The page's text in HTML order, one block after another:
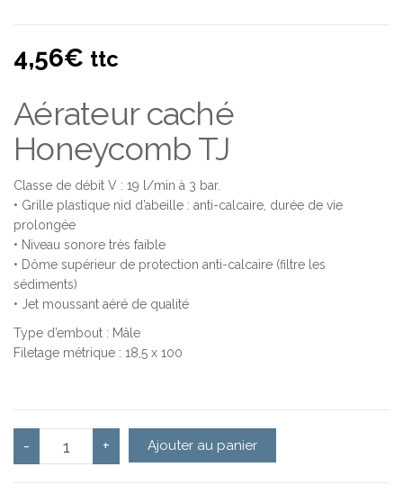
4,56€ ttc
Aérateur caché
Honeycomb TJ
Classe de débit V : 19 l/min à 3 bar.
• Grille plastique nid d’abeille : anti-calcaire, durée de vie
prolongée
• Niveau sonore très faible
• Dôme supérieur de protection anti-calcaire (filtre les
sédiments)
• Jet moussant aéré de qualité
Type d’embout : Mâle
Filetage métrique : 18,5 x 100
- quantité de Aérateur caché Honeycomb TJ - NEOPERL
+ Ajouter au panier